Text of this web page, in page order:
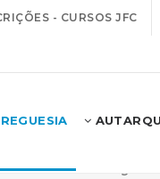
- CURSOS JFC
Início